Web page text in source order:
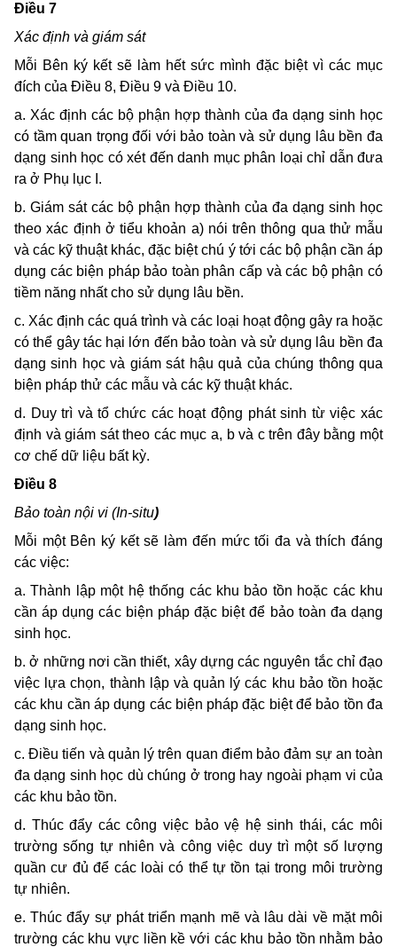
Ðiều 7
Xác định và giám sát
Mỗi Bên ký kết sẽ làm hết sức mình đặc biệt vì các mục
đích của Ðiều 8, Ðiều 9 và Ðiều 10.
a. Xác định các bộ phận hợp thành của đa dạng sinh học
có tầm quan trọng đối với bảo toàn và sử dụng lâu bền đa
dạng sinh học có xét đến danh mục phân loại chỉ dẫn đưa
ra ở Phụ lục I.
b. Giám sát các bộ phận hợp thành của đa dạng sinh học
theo xác định ở tiểu khoản a) nói trên thông qua thử mẫu
và các kỹ thuật khác, đặc biệt chú ý tới các bộ phận cần áp
dụng các biện pháp bảo toàn phân cấp và các bộ phận có
tiềm năng nhất cho sử dụng lâu bền.
c. Xác định các quá trình và các loại hoạt động gây ra hoặc
có thể gây tác hại lớn đến bảo toàn và sử dụng lâu bền đa
dạng sinh học và giám sát hậu quả của chúng thông qua
biện pháp thử các mẫu và các kỹ thuật khác.
d. Duy trì và tổ chức các hoạt động phát sinh từ việc xác
định và giám sát theo các mục a, b và c trên đây bằng một
cơ chế dữ liệu bất kỳ.
Ðiều 8
Bảo toàn nội vi (In-situ)
Mỗi một Bên ký kết sẽ làm đến mức tối đa và thích đáng
các việc:
a. Thành lập một hệ thống các khu bảo tồn hoặc các khu
cần áp dụng các biện pháp đặc biệt để bảo toàn đa dạng
sinh học.
b. ở những nơi cần thiết, xây dựng các nguyên tắc chỉ đạo
việc lựa chọn, thành lập và quản lý các khu bảo tồn hoặc
các khu cần áp dụng các biện pháp đặc biệt để bảo tồn đa
dạng sinh học.
c. Ðiều tiến và quản lý trên quan điểm bảo đảm sự an toàn
đa dạng sinh học dù chúng ở trong hay ngoài phạm vi của
các khu bảo tồn.
d. Thúc đẩy các công việc bảo vệ hệ sinh thái, các môi
trường sống tự nhiên và công việc duy trì một số lượng
quần cư đủ để các loài có thể tự tồn tại trong môi trường
tự nhiên.
e. Thúc đẩy sự phát triển mạnh mẽ và lâu dài về mặt môi
trường các khu vực liền kề với các khu bảo tồn nhằm bảo